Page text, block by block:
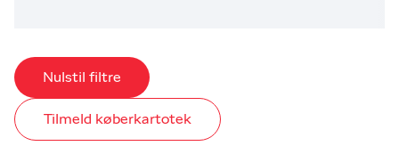
Nulstil filtre
Tilmeld køberkartotek